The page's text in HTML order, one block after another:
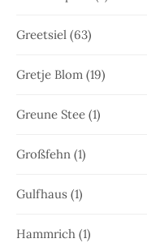
Greetsiel (63)
Gretje Blom (19)
Greune Stee (1)
Großfehn (1)
Gulfhaus (1)
Hammrich (1)